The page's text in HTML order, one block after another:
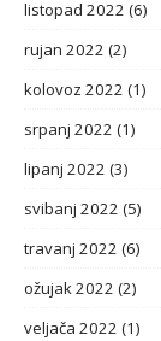
listopad 2022 (6)
rujan 2022 (2)
kolovoz 2022 (1)
srpanj 2022 (1)
lipanj 2022 (3)
svibanj 2022 (5)
travanj 2022 (6)
ožujak 2022 (2)
veljača 2022 (1)